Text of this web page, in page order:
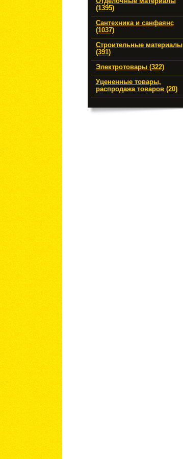
(1395)
Сантехника и санфаянс
(1037)
Строительные материалы
(391)
Электротовары (322)
Уцененные товары,
распродажа товаров (20)